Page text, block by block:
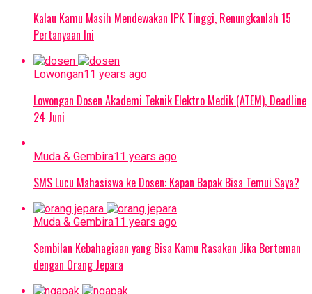
Kalau Kamu Masih Mendewakan IPK Tinggi, Renungkanlah 15
Pertanyaan Ini
Lowongan11 years ago
Lowongan Dosen Akademi Teknik Elektro Medik (ATEM), Deadline
24 Juni
Muda & Gembira11 years ago
SMS Lucu Mahasiswa ke Dosen: Kapan Bapak Bisa Temui Saya?
Muda & Gembira11 years ago
Sembilan Kebahagiaan yang Bisa Kamu Rasakan Jika Berteman
dengan Orang Jepara